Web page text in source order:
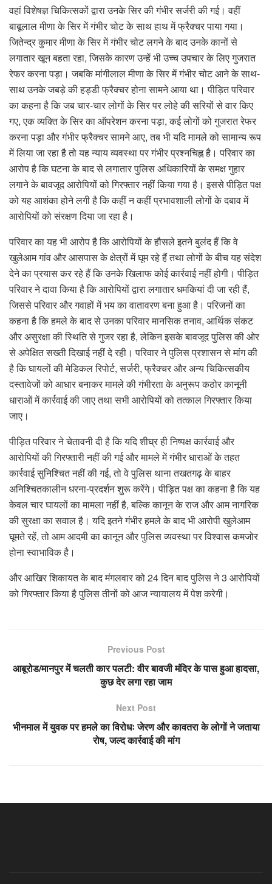
वहां विशेषज्ञ चिकित्सकों द्वारा उनके सिर की गंभीर सर्जरी की गई। वहीं
बाबूलाल मीणा के सिर में गंभीर चोट के साथ हाथ में फ्रैक्चर पाया गया।
जितेन्द्र कुमार मीणा के सिर में गंभीर चोट लगने के बाद उनके कानों से
लगातार खून बहता रहा, जिसके कारण उन्हें भी उच्च उपचार के लिए गुजरात
रेफर करना पड़ा। जबकि मांगीलाल मीणा के सिर में गंभीर चोट आने के साथ-
साथ उनके जबड़े की हड्डी फ्रैक्चर होना सामने आया था। पीड़ित परिवार
का कहना है कि जब चार-चार लोगों के सिर पर लोहे की सरियों से वार किए
गए, एक व्यक्ति के सिर का ऑपरेशन करना पड़ा, कई लोगों को गुजरात रेफर
करना पड़ा और गंभीर फ्रैक्चर सामने आए, तब भी यदि मामले को सामान्य रूप
में लिया जा रहा है तो यह न्याय व्यवस्था पर गंभीर प्रश्नचिह्न है। परिवार का
आरोप है कि घटना के बाद से लगातार पुलिस अधिकारियों के समक्ष गुहार
लगाने के बावजूद आरोपियों को गिरफ्तार नहीं किया गया है। इससे पीड़ित पक्ष
को यह आशंका होने लगी है कि कहीं न कहीं प्रभावशाली लोगों के दबाव में
आरोपियों को संरक्षण दिया जा रहा है।
परिवार का यह भी आरोप है कि आरोपियों के हौसले इतने बुलंद हैं कि वे
खुलेआम गांव और आसपास के क्षेत्रों में घूम रहे हैं तथा लोगों के बीच यह संदेश
देने का प्रयास कर रहे हैं कि उनके खिलाफ कोई कार्रवाई नहीं होगी। पीड़ित
परिवार ने दावा किया है कि आरोपियों द्वारा लगातार धमकियां दी जा रही हैं,
जिससे परिवार और गवाहों में भय का वातावरण बना हुआ है। परिजनों का
कहना है कि हमले के बाद से उनका परिवार मानसिक तनाव, आर्थिक संकट
और असुरक्षा की स्थिति से गुजर रहा है, लेकिन इसके बावजूद पुलिस की ओर
से अपेक्षित सख्ती दिखाई नहीं दे रही। परिवार ने पुलिस प्रशासन से मांग की
है कि घायलों की मेडिकल रिपोर्ट, सर्जरी, फ्रैक्चर और अन्य चिकित्सकीय
दस्तावेजों को आधार बनाकर मामले की गंभीरता के अनुरूप कठोर कानूनी
धाराओं में कार्रवाई की जाए तथा सभी आरोपियों को तत्काल गिरफ्तार किया
जाए।
पीड़ित परिवार ने चेतावनी दी है कि यदि शीघ्र ही निष्पक्ष कार्रवाई और
आरोपियों की गिरफ्तारी नहीं की गई और मामले में गंभीर धाराओं के तहत
कार्रवाई सुनिश्चित नहीं की गई, तो वे पुलिस थाना तखतगढ़ के बाहर
अनिश्चितकालीन धरना-प्रदर्शन शुरू करेंगे। पीड़ित पक्ष का कहना है कि यह
केवल चार घायलों का मामला नहीं है, बल्कि कानून के राज और आम नागरिक
की सुरक्षा का सवाल है। यदि इतने गंभीर हमले के बाद भी आरोपी खुलेआम
घूमते रहें, तो आम आदमी का कानून और पुलिस व्यवस्था पर विश्वास कमजोर
होना स्वाभाविक है।
और आखिर शिकायत के बाद मंगलवार को 24 दिन बाद पुलिस ने 3 आरोपियों
को गिरफ्तार किया है पुलिस तीनों को आज न्यायालय में पेश करेगी।
Previous Post
आबूरोड/मानपुर में चलती कार पलटी: वीर बावजी मंदिर के पास हुआ हादसा,
कुछ देर लगा रहा जाम
Next Post
भीनमाल में युवक पर हमले का विरोधः जेरण और कावतरा के लोगों ने जताया
रोष, जल्द कार्रवाई की मांग